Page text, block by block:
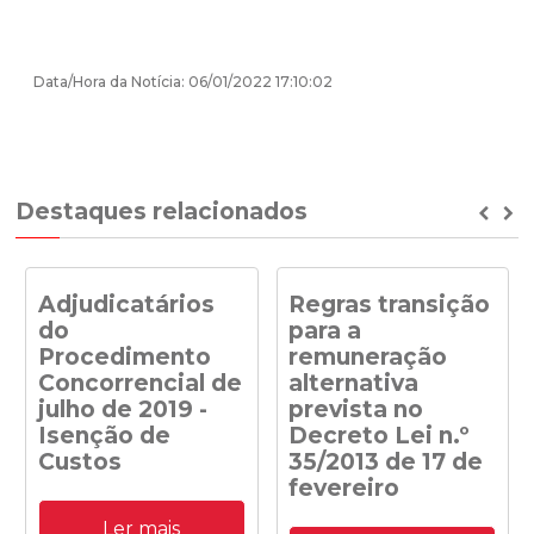
Data/Hora da Notícia: 06/01/2022 17:10:02
Destaques relacionados
Adjudicatários
do
Procedimento
Concorrencial de
julho de 2019 -
Isenção de
Custos
Adjudicatários do
Ler mais
Regras transição
para a
remuneração
alternativa
prevista no
Decreto Lei n.º
35/2013 de 17 de
fevereiro